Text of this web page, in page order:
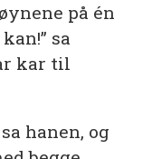
på én
sa
kar til
hanen, og